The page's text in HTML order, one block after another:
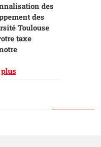
des
des
Toulouse
taxe